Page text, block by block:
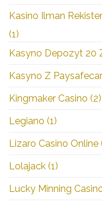
Kasino Ilman
(1)
Kasyno Depozyt 20
Kasyno Z
Kingmaker Casino (2)
Legiano (1)
Lizaro Casino Online
Lolajack (1)
Lucky Minning